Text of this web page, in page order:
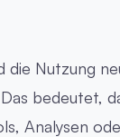
Nutzung
bedeutet,
Analysen